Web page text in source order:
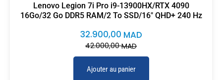
Lenovo Legion 7i Pro i9-13900HX/RTX 4090
16Go/32 Go DDR5 RAM/2 To SSD/16″ QHD+ 240 Hz
42.000,00MAD
32.900,00 MAD
Ajouter au panier